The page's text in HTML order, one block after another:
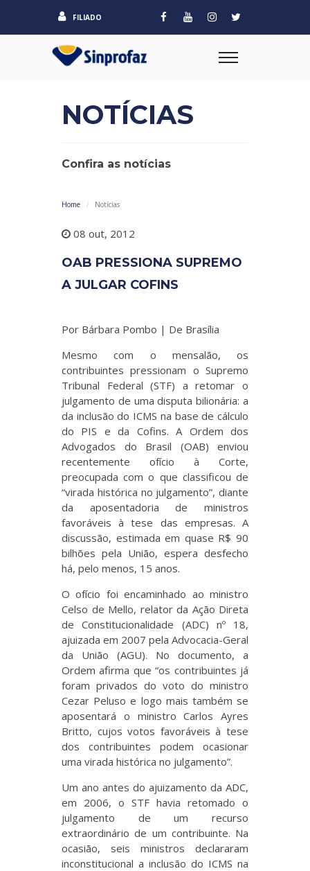
FILIADO
NOTÍCIAS
Confira as notícias
Home Notícias
08 out, 2012
OAB PRESSIONA SUPREMO
A JULGAR COFINS
Por Bárbara Pombo | De Brasília
Mesmo com o mensalão, os
contribuintes pressionam o Supremo
Tribunal Federal (STF) a retomar o
julgamento de uma disputa bilionária: a
da inclusão do ICMS na base de cálculo
do PIS e da Cofins. A Ordem dos
Advogados do Brasil (OAB) enviou
recentemente ofício à Corte,
preocupada com o que classificou de
“virada histórica no julgamento”, diante
da aposentadoria de ministros
favoráveis à tese das empresas. A
discussão, estimada em quase R$ 90
bilhões pela União, espera desfecho
há, pelo menos, 15 anos.
O ofício foi encaminhado ao ministro
Celso de Mello, relator da Ação Direta
de Constitucionalidade (ADC) nº 18,
ajuizada em 2007 pela Advocacia-Geral
da União (AGU). No documento, a
Ordem afirma que “os contribuintes já
foram privados do voto do ministro
Cezar Peluso e logo mais também se
aposentará o ministro Carlos Ayres
Britto, cujos votos favoráveis à tese
dos contribuintes podem ocasionar
uma virada histórica no julgamento”.
Um ano antes do ajuizamento da ADC,
em 2006, o STF havia retomado o
julgamento de um recurso
extraordinário de um contribuinte. Na
ocasião, seis ministros declararam
inconstitucional a inclusão do ICMS na